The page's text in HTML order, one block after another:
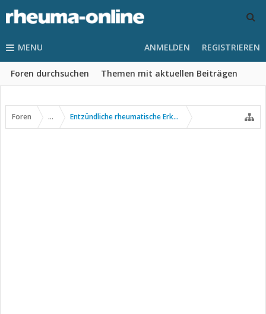
MENU
Foren durchsuchen Themen mit aktuellen Beiträgen
ANMELDEN REGISTRIEREN
Foren ... Entzündliche rheumatische Erkrankungen